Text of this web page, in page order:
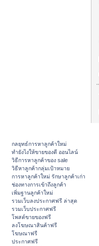
กลยุทธ์การหาลูกค้าใหม่
ทํายังไงให้ขายของดี ออนไลน์
วิธีการหาลูกค้าของ sale
วิธีหาลูกค้ากลุ่มเป้าหมาย
การหาลูกค้าใหม่ รักษาลูกค้าเก่า
ช่องทางการเข้าถึงลูกค้า
เพิ่มฐานลูกค้าใหม่
รวมเว็บลงประกาศฟรี ล่าสุด
รวมเว็บประกาศฟรี
โพสต์ขายของฟรี
ลงโฆษณาสินค้าฟรี
โฆษณาฟรี
ประกาศฟรี